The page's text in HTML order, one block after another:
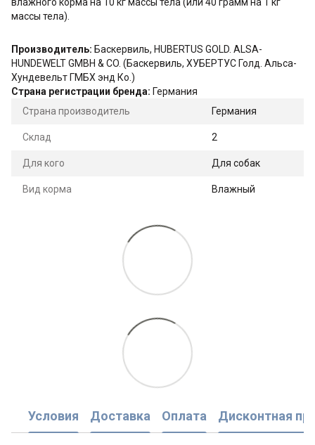
массы тела).
Производитель: Баскервиль, HUBERTUS GOLD. ALSA-
HUNDEWELT GMBH & CO. (Баскервиль, ХУБЕРТУС Голд. Альса-
Хундевельт ГМБХ энд Ко.)
Страна регистрации бренда: Германия
Страна производитель
Германия
Склад 2
Для кого Для собак
Вид корма Влажный
Условия Доставка Оплата Дисконтная